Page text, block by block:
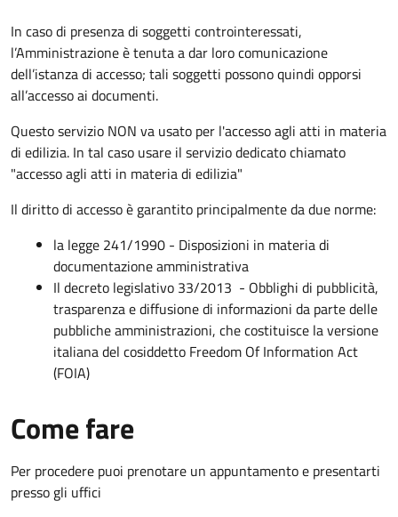
In caso di presenza di soggetti controinteressati,
l’Amministrazione è tenuta a dar loro comunicazione
dell’istanza di accesso; tali soggetti possono quindi opporsi
all’accesso ai documenti.
Questo servizio NON va usato per l'accesso agli atti in materia
di edilizia. In tal caso usare il servizio dedicato chiamato
"accesso agli atti in materia di edilizia"
Il diritto di accesso è garantito principalmente da due norme:
la legge 241/1990 - Disposizioni in materia di
documentazione amministrativa
Il decreto legislativo 33/2013 - Obblighi di pubblicità,
trasparenza e diffusione di informazioni da parte delle
pubbliche amministrazioni, che costituisce la versione
italiana del cosiddetto Freedom Of Information Act
(FOIA)
Come fare
Per procedere puoi prenotare un appuntamento e presentarti
presso gli uffici